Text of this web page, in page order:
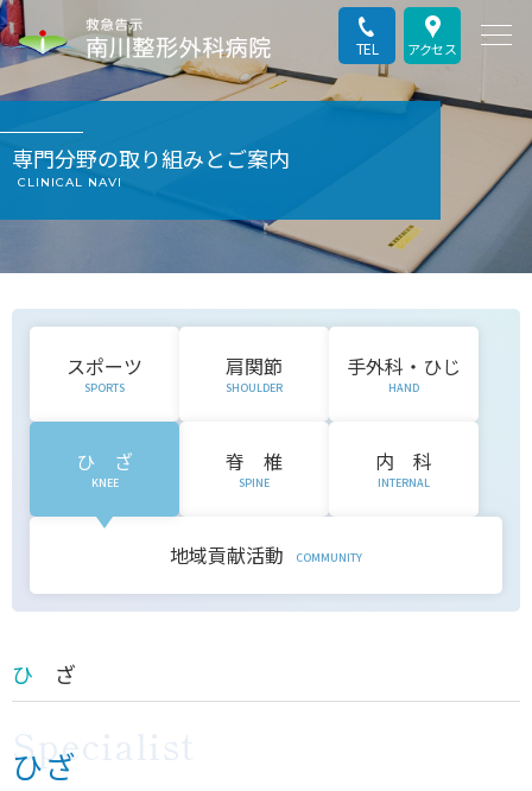
TEL アクセス
専門分野の取り組みとご案内
CLINICAL NAVI
スポーツ
SPORTS
肩関節
SHOULDER
手外科・ひじ
HAND
ひ ざ
KNEE
脊 椎
SPINE
内 科
INTERNAL
地域貢献活動 COMMUNITY
ひ ざ
ひざ